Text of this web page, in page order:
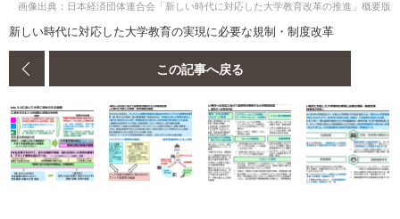
画像出典：日本経済団体連合会「新しい時代に対応した大学教育改革の推進」概要版
新しい時代に対応した大学教育の実現に必要な規制・制度改革
この記事へ戻る